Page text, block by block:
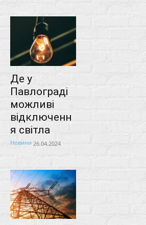
Де у
Павлограді
можливі
відключенн
я світла
Новини 26.04.2024